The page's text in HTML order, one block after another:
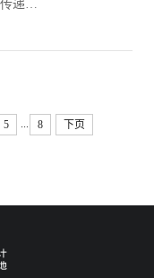
传递…
5 ... 8 下页